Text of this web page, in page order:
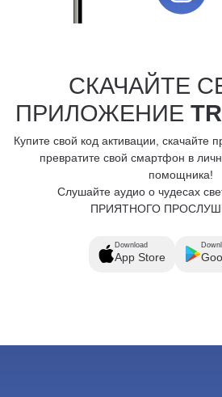
СКАЧАЙТЕ
ПРИЛОЖЕНИЕ
Купите свой код активации, скачайте
превратите свой смартфон в
помощника!
Слушайте аудио о чудесах
ПРИЯТНОГО
Download
App Store